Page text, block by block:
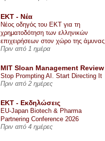
ΕΚΤ - Nέα
Νέος οδηγός του ΕΚΤ για τη
χρηματοδότηση των ελληνικών
επιχειρήσεων στον χώρο της άμυνας
Πριν από 1 ημέρα
MIT Sloan Management Review
Stop Prompting AI. Start Directing It
Πριν από 2 ημέρες
ΕΚΤ - Εκδηλώσεις
EU-Japan Biotech & Pharma
Partnering Conference 2026
Πριν από 4 ημέρες